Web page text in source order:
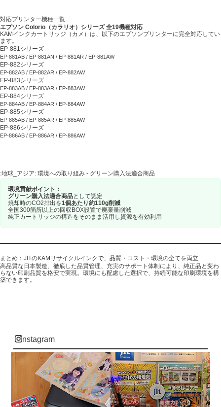
対応プリンター機種一覧
エプソン Colorio（カラリオ）シリーズ 全19機種対応
KAMインクカートリッジ（カメ）は、以下のエプソンプリンターに完全対応してい
ます。
EP-881シリーズ
EP-881AB / EP-881AN / EP-881AR / EP-881AW
EP-882シリーズ
EP-882AB / EP-882AR / EP-882AW
EP-883シリーズ
EP-883AB / EP-883AR / EP-883AW
EP-884シリーズ
EP-884AB / EP-884AR / EP-884AW
EP-885シリーズ
EP-885AB / EP-885AR / EP-885AW
EP-886シリーズ
EP-886AB / EP-886AR / EP-886AW
:地球_アジア: 環境への取り組み - グリーン購入法適合商品
環境貢献ポイント：
グリーン購入法適合商品として認定
焼却時のCO2排出を1個あたり約110g削減
全国300箇所以上の回収BOX設置で廃棄量削減
純正カートリッジの構造をそのまま活用し資源を有効利用
まとめ：JITのKAMリサイクルインクで、品質・コスト・環境の全てを両立
高品質な日本製造、徹底した品質管理、充実のサポート体制により、純正品と変わ
らない印刷品質を格安で実現。環境にも配慮した選択で、持続可能な印刷環境を構
築できます。
instagram